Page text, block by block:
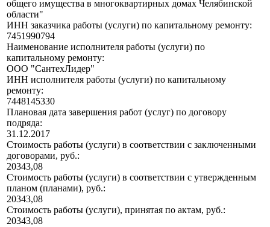
общего имущества в многоквартирных домах Челябинской
области"
ИНН заказчика работы (услуги) по капитальному ремонту:
7451990794
Наименование исполнителя работы (услуги) по
капитальному ремонту:
ООО "СантехЛидер"
ИНН исполнителя работы (услуги) по капитальному
ремонту:
7448145330
Плановая дата завершения работ (услуг) по договору
подряда:
31.12.2017
Стоимость работы (услуги) в соответствии с заключенными
договорами, руб.:
20343,08
Стоимость работы (услуги) в соответствии с утвержденным
планом (планами), руб.:
20343,08
Стоимость работы (услуги), принятая по актам, руб.:
20343,08